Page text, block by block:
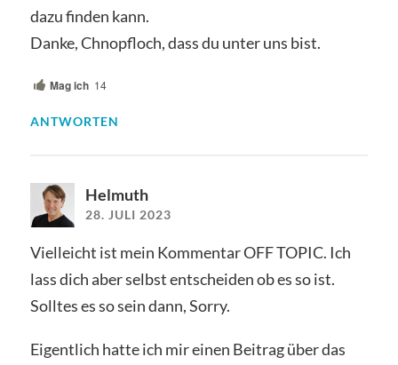
dazu finden kann.
Danke, Chnopfloch, dass du unter uns bist.
Mag ich 14
ANTWORTEN
Helmuth
28. JULI 2023
Vielleicht ist mein Kommentar OFF TOPIC. Ich
lass dich aber selbst entscheiden ob es so ist.
Solltes es so sein dann, Sorry.
Eigentlich hatte ich mir einen Beitrag über das